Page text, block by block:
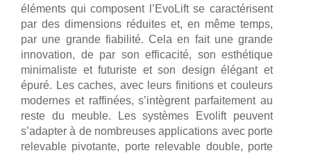
éléments qui composent l’EvoLift se caractérisent
par des dimensions réduites et, en même temps,
par une grande fiabilité. Cela en fait une grande
innovation, de par son efficacité, son esthétique
minimaliste et futuriste et son design élégant et
épuré. Les caches, avec leurs finitions et couleurs
modernes et raffinées, s’intègrent parfaitement au
reste du meuble. Les systèmes Evolift peuvent
s’adapter à de nombreuses applications avec porte
relevable pivotante, porte relevable double, porte